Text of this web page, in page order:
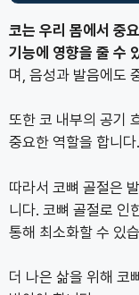
코는 우리 몸에서 중
기능에 영향을 줄 수
며, 음성과 발음에도
또한 코 내부의 공기
중요한 역할을 합니다.
따라서 코뼈 골절은
니다. 코뼈 골절로 인
통해 최소화할 수 있
더 나은 삶을 위해 코